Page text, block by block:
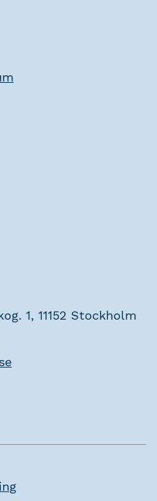
1, 11152 Stockholm